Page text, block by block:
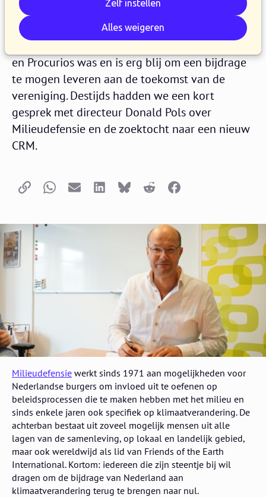
Zelf instellen
Alles weigeren
zetten zij zich in voor een duurzaam en eerlijk
Nederland. In 2017 begon hun zoektocht naar
een nieuwe softwareleverancier voor eenCRM
en Procurios was en is erg blij om een bijdrage
te mogen leveren aan de toekomst van de
vereniging. Destijds hadden we een kort
gesprek met directeur Donald Pols over
Milieudefensie en de zoektocht naar een nieuw
CRM.
Kopieer linkWhatsappE-mailLinkedInBlueskyReddit Facebook
Milieudefensie werkt sinds 1971 aan mogelijkheden voor
Nederlandse burgers om invloed uit te oefenen op
beleidsprocessen die te maken hebben met het milieu en
sinds enkele jaren ook specifiek op klimaatverandering. De
achterban bestaat uit zoveel mogelijk mensen uit alle
lagen van de samenleving, op lokaal en landelijk gebied,
maar ook wereldwijd als lid van Friends of the Earth
International. Kortom: iedereen die zijn steentje bij wil
dragen om de bijdrage van Nederland aan
klimaatverandering terug te brengen naar nul.